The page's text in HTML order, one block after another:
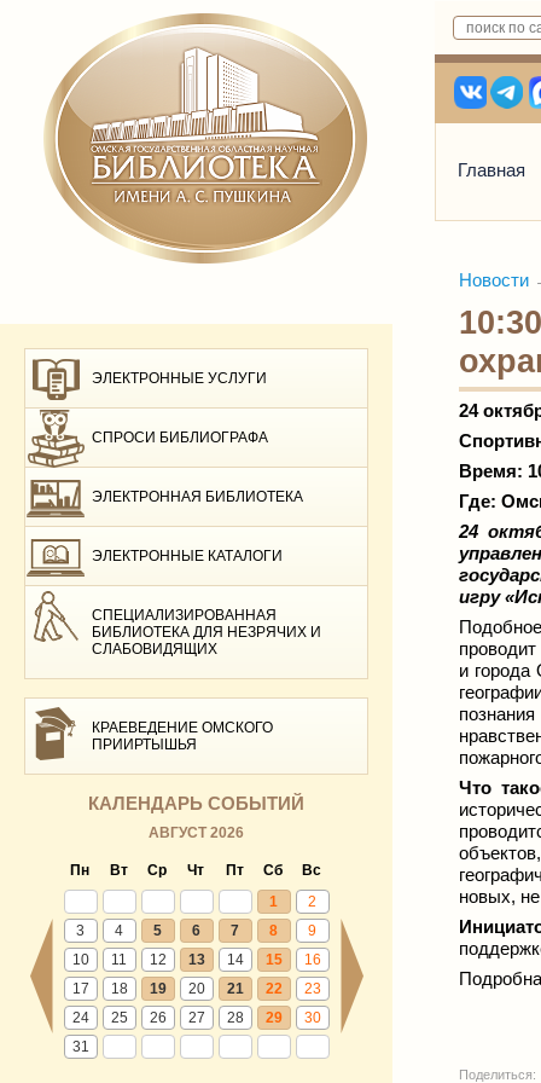
Главная
ЭЛЕКТРОННЫЕ УСЛУГИ
СПРОСИ БИБЛИОГРАФА
ЭЛЕКТРОННАЯ БИБЛИОТЕКА
ЭЛЕКТРОННЫЕ КАТАЛОГИ
СПЕЦИАЛИЗИРОВАННАЯ
БИБЛИОТЕКА ДЛЯ НЕЗРЯЧИХ И
СЛАБОВИДЯЩИХ
КРАЕВЕДЕНИЕ ОМСКОГО
ПРИИРТЫШЬЯ
КАЛЕНДАРЬ СОБЫТИЙ
АВГУСТ 2026
Пн Вт Ср Чт Пт Сб
Вс
1
2
3
4 5 6 7 8
9
10
11 12 13 14 15
16
17
18 19 20 21 22
23
24
25 26 27 28 29
30
31
Новости
24
Время:
Где:
24
игру
и города
Что
новых,
Поделиться: